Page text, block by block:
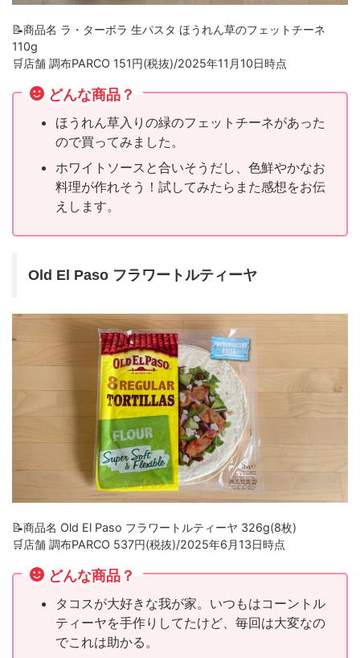
📝商品名 ラ・ターボラ 生パスタ ほうれん草のフェットチーネ
110g
🛒店舗 調布PARCO 151円(税抜)/2025年11月10日時点
どんな商品？
ほうれん草入りの緑のフェットチーネがあった
ので買ってみました。
ホワイトソースと合いそうだし、色鮮やかなお
料理が作れそう！試してみたらまた感想をお伝
えします。
Old El Paso フラワートルティーヤ
📝商品名 Old El Paso フラワートルティーヤ 326g(8枚)
🛒店舗 調布PARCO 537円(税抜)/2025年6月13日時点
どんな商品？
タコスが大好きな我が家。いつもはコーントル
ティーヤを手作りしてたけど、毎回は大変なの
でこれは助かる。